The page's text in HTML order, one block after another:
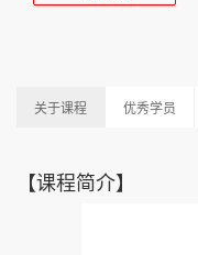
关于课程 优秀学员
【课程简介】